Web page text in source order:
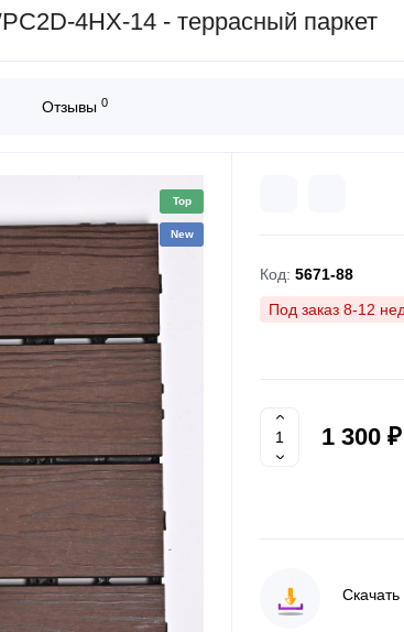
4HX-14 - террасный паркет
Отзывы 0
Top
New
Код: 5671-88
Под заказ 8-12
1 300 ₽